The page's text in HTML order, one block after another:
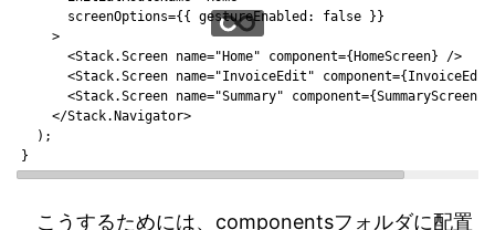
      screenOptions={{ gestureEnabled: false }}
    >
      <Stack.Screen name="Home" component={HomeScreen} />
<Stack.Screen name="InvoiceEdit"
<Stack.Screen name="Summary" component={SummaryScreen}
    </Stack.Navigator>
  );
}
こうするためには、componentsフォルダに配置